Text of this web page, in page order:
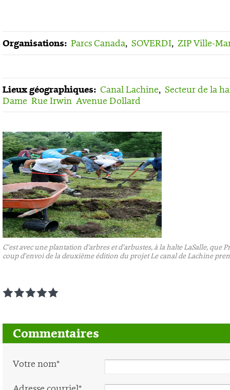
Organisations: Parcs Canada, SOVERDI, ZIP Ville-
Lieux géographiques: Canal Lachine, Secteur de la
Dame Rue Irwin Avenue Dollard
C’est avec une plantation d’arbres et d’arbustes, à la halte LaSalle, que
coup d’envoi de la deuxième édition du projet Le canal de Lachine
1 2 3 4 5
Commentaires
Votre nom*